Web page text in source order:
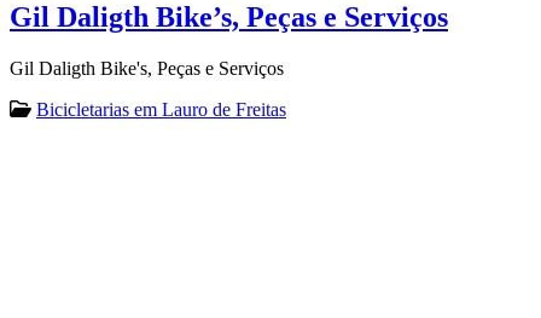
Gil Daligth Bike’s, Peças e Serviços
Gil Daligth Bike's, Peças e Serviços
Bicicletarias em Lauro de Freitas